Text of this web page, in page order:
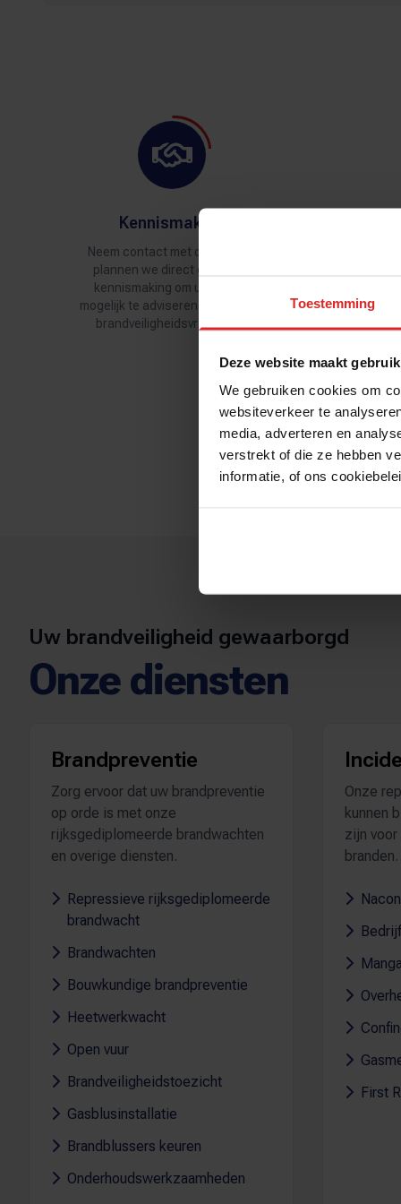
Toestemming
Deze website maakt
We gebruiken cookies om
websiteverkeer te
media, adverteren en
verstrekt of die ze hebben
informatie, of ons
Kennismaking
Neem contact met ons op dan
plannen we direct een korte
kennismaking om u zo goed
mogelijk te adviseren rondom het
brandveiligheidsvraagstuk.
Uw brandveiligheid gewaarborgd
Onze diensten
Brandpreventie
Zorg ervoor dat uw brandpreventie
op orde is met onze
rijksgediplomeerde brandwachten
en overige diensten.
Repressieve rijksgediplomeerde
brandwacht
Brandwachten
Bouwkundige brandpreventie
Heetwerkwacht
Open vuur
Brandveiligheidstoezicht
Gasblusinstallatie
Brandblussers keuren
Onderhoudswerkzaamheden
Onze
kunnen
zijn
branden.
First